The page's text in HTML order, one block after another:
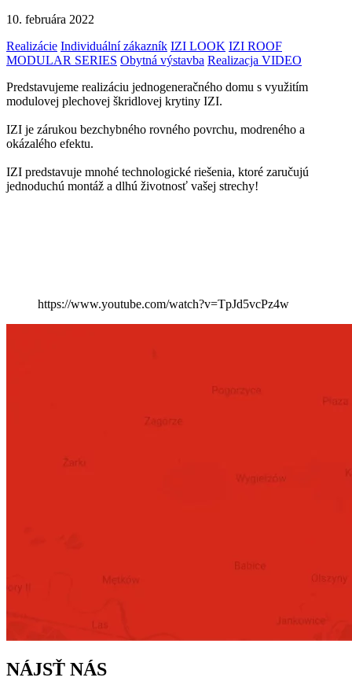
10. februára 2022
Realizácie Individuální zákazník IZI LOOK IZI ROOF
MODULAR SERIES Obytná výstavba Realizacja VIDEO
Predstavujeme realizáciu jednogeneračného domu s využitím
modulovej plechovej škridlovej krytiny IZI.
IZI je zárukou bezchybného rovného povrchu, modreného a
okázalého efektu.
IZI predstavuje mnohé technologické riešenia, ktoré zaručujú
jednoduchú montáž a dlhú životnosť vašej strechy!
https://www.youtube.com/watch?v=TpJd5vcPz4w
NÁJSŤ NÁS